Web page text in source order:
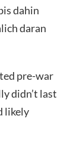
dahin
daran
pre-war
didn’t last
likely